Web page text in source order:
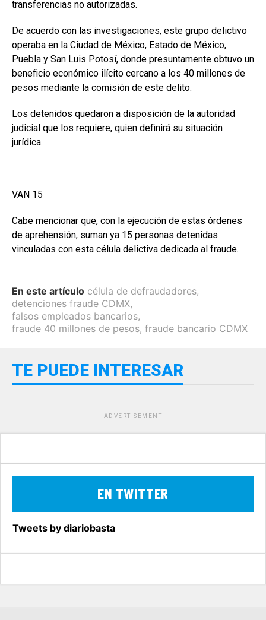
transferencias no autorizadas.
De acuerdo con las investigaciones, este grupo delictivo
operaba en la Ciudad de México, Estado de México,
Puebla y San Luis Potosí, donde presuntamente obtuvo un
beneficio económico ilícito cercano a los 40 millones de
pesos mediante la comisión de este delito.
Los detenidos quedaron a disposición de la autoridad
judicial que los requiere, quien definirá su situación
jurídica.
VAN 15
Cabe mencionar que, con la ejecución de estas órdenes
de aprehensión, suman ya 15 personas detenidas
vinculadas con esta célula delictiva dedicada al fraude.
En este artículo célula de defraudadores,
detenciones fraude CDMX,
falsos empleados bancarios,
fraude 40 millones de pesos, fraude bancario CDMX
TE PUEDE INTERESAR
ADVERTISEMENT
EN TWITTER
Tweets by diariobasta